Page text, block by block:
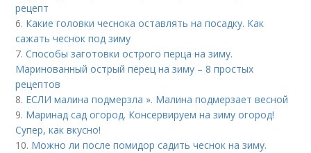
рецепт
6. Какие головки чеснока оставлять на посадку. Как
сажать чеснок под зиму
7.Способы заготовки острого перца на зиму.
Маринованный острый перец на зиму – 8 простых
рецептов
8. ЕСЛИ малина подмерзла ». Малина подмерзает весной
9. Маринад сад огород. Консервируем на зиму огород!
Супер, как вкусно!
10. Можно ли после помидор садить чеснок на зиму.